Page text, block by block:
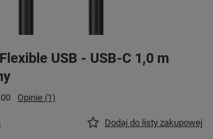
USB - USB-C 1,0 m
Opinie (1)
Dodaj do listy zakupowej